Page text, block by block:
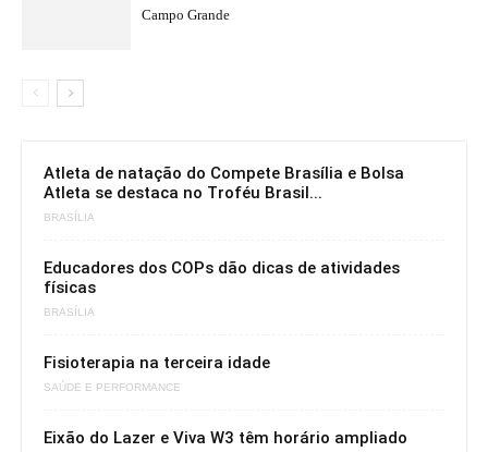
Campo Grande
Atleta de natação do Compete Brasília e Bolsa
Atleta se destaca no Troféu Brasil...
BRASÍLIA
Educadores dos COPs dão dicas de atividades
físicas
BRASÍLIA
Fisioterapia na terceira idade
SAÚDE E PERFORMANCE
Eixão do Lazer e Viva W3 têm horário ampliado